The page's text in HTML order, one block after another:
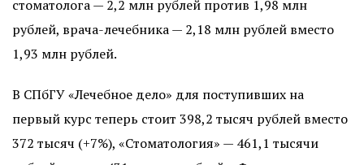
стоматолога — 2,2 млн рублей против 1,98 млн
рублей, врача-лечебника — 2,18 млн рублей вместо
1,93 млн рублей.
В СПбГУ «Лечебное дело» для поступивших на
первый курс теперь стоит 398,2 тысяч рублей вместо
372 тысяч (+7%), «Стоматология» — 461,1 тысячи